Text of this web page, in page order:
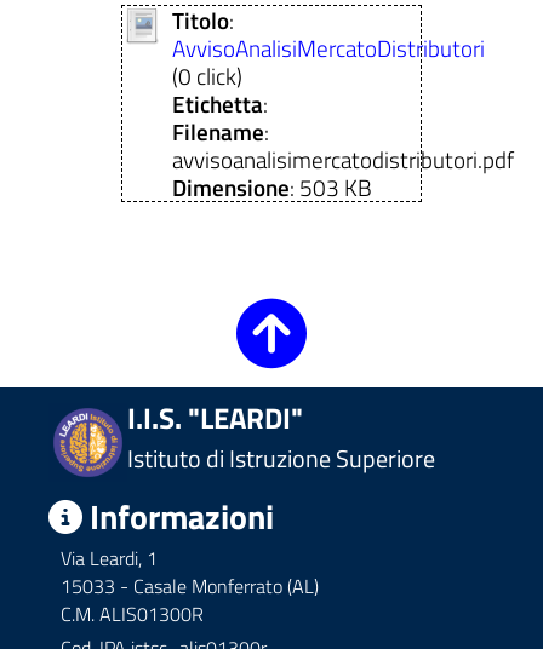
Titolo:
AvvisoAnalisiMercatoDistributori
(0 click)
Etichetta:
Filename:
avvisoanalisimercatodistributori.pdf
Dimensione: 503 KB
I.I.S. "LEARDI"
Istituto di Istruzione Superiore
Informazioni
Via Leardi, 1
15033 - Casale Monferrato (AL)
C.M. ALIS01300R